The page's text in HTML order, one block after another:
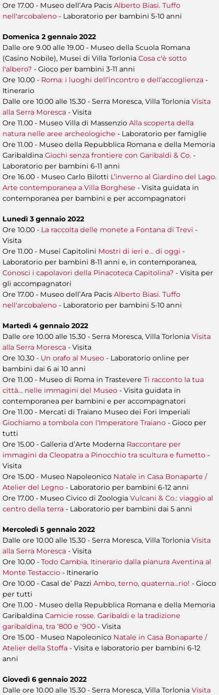
Ore 17.00 - Museo dell’Ara Pacis Alberto Biasi. Tuffo
nell'arcobaleno - Laboratorio per bambini 5-10 anni
Domenica 2 gennaio 2022
Dalle ore 9.00 alle 19.00 - Museo della Scuola Romana
(Casino Nobile), Musei di Villa Torlonia Cosa c'è sotto
l'albero? - Gioco per bambini 3-11 anni
Ore 10.00 - Roma: i luoghi dell’incontro e dell’accoglienza -
Itinerario
Dalle ore 10.00 alle 15.30 - Serra Moresca, Villa Torlonia Visita
alla Serra Moresca - Visita
Ore 11.00 - Museo Villa di Massenzio Alla scoperta della
natura nelle aree archeologiche - Laboratorio per famiglie
Ore 11.00 - Museo della Repubblica Romana e della Memoria
Garibaldina Giochi senza frontiere con Garibaldi & Co. -
Laboratorio per bambini 6-11 anni
Ore 16.00 - Museo Carlo Bilotti L’inverno al Giardino del Lago.
Arte contemporanea a Villa Borghese - Visita guidata in
contemporanea per bambini e per accompagnatori
Lunedì 3 gennaio 2022
Ore 10.00 - La raccolta delle monete a Fontana di Trevi -
Visita
Ore 11.00 - Musei Capitolini Mostri di ieri e... di oggi -
Laboratorio per bambini 8-11 anni e, in contemporanea,
Conosci i capolavori della Pinacoteca Capitolina? - Visita per
gli accompagnatori
Ore 17.00 - Museo dell’Ara Pacis Alberto Biasi. Tuffo
nell'arcobaleno - Laboratorio per bambini 5-10 anni
Martedì 4 gennaio 2022
Dalle ore 10.00 alle 15.30 - Serra Moresca, Villa Torlonia Visita
alla Serra Moresca - Visita
Ore 10.30 - Un orafo al Museo - Laboratorio online per
bambini dai 6 ai 10 anni
Ore 11.00 - Museo di Roma in Trastevere Ti racconto la tua
città… nelle immagini del Museo - Visita guidata in
contemporanea per bambini e per accompagnatori
Ore 11.00 - Mercati di Traiano Museo dei Fori Imperiali
Giochiamo a tombola con l'Imperatore Traiano - Gioco per
tutti
Ore 15.00 - Galleria d’Arte Moderna Raccontare per
immagini da Cleopatra a Pinocchio tra scultura e fumetto -
Visita
Ore 15.00 - Museo Napoleonico Natale in Casa Bonaparte /
Atelier del Legno - Laboratorio per bambini 6-12 anni
Ore 17.00 - Museo Civico di Zoologia Vulcani & Co.: viaggio al
centro della terra - Laboratorio per bambini dai 5 anni
Mercoledì 5 gennaio 2022
Dalle ore 10.00 alle 15.30 - Serra Moresca, Villa Torlonia Visita
alla Serra Moresca - Visita
Ore 10.00 - Todo Cambia. Itinerario dalla pianura Aventina al
Monte Testaccio - Itinerario
Ore 10.00 - Casal de’ Pazzi Ambo, terno, quaterna…rio! - Gioco
per tutti
Ore 11.00 - Museo della Repubblica Romana e della Memoria
Garibaldina Camicie rosse. Garibaldi e la tradizione
garibaldina, tra ‘800 e ‘900 - Visita
Ore 15.00 - Museo Napoleonico Natale in Casa Bonaparte /
Atelier della Stoffa - Visita e laboratorio per bambini 6-12
anni
Giovedì 6 gennaio 2022
Dalle ore 10.00 alle 15.30 - Serra Moresca, Villa Torlonia Visita